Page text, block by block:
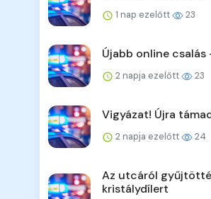
1 nap ezelőtt 23
Újabb online
2 napja ezelőtt 23
Vigyázat! Újra
2 napja ezelőtt 24
Az utcáról
kristálydílert